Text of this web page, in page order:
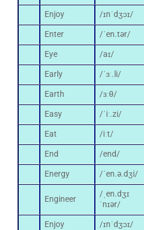
Enjoy
/ɪnˈdʒɔɪ/
Enter
/ˈen.tər/
Eye
/aɪ/
Early
/ˈɜː.li/
Earth
/ɜːθ/
Easy
/ˈiː.zi/
Eat
/iːt/
End
/end/
Energy
/ˈen.ə.dʒi/
Engineer
/ˌen.dʒɪ
ˈnɪər/
Enjoy /ɪnˈdʒɔɪ/